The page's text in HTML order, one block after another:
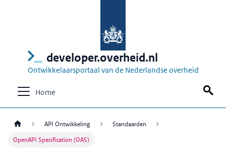
developer.overheid.nl
Ontwikkelaarsportaal van de Nederlandse overheid
Home
API Ontwikkeling
Standaarden
OpenAPI Specification (OAS)